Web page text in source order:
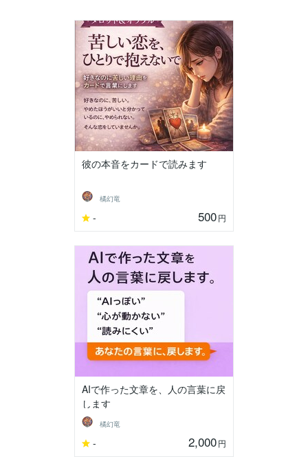
彼の本音をカードで読みます
橘幻竜
- 500円
AIで作った文章を、人の言葉に戻
します
橘幻竜
- 2,000円